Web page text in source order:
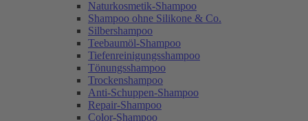
Naturkosmetik-Shampoo
Shampoo ohne Silikone & Co.
Silbershampoo
Teebaumöl-Shampoo
Tiefenreinigungsshampoo
Tönungsshampoo
Trockenshampoo
Anti-Schuppen-Shampoo
Repair-Shampoo
Color-Shampoo